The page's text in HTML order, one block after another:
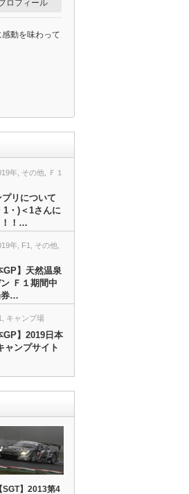
ロフィール
動を味わって
年 その他
Ｆ１
リについて
1・)＜1さんに
！！…
年 F1 その他
GP】天然温泉
Ｆ１期間中
券…
キャンプ場
GP】2019日本
ャンプサイト
【SGT】2013第4